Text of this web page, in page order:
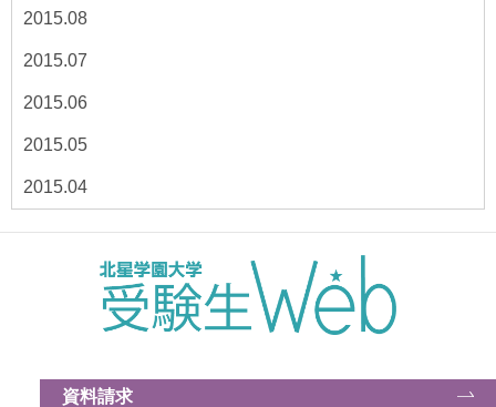
2015.08
2015.07
2015.06
2015.05
2015.04
資料請求